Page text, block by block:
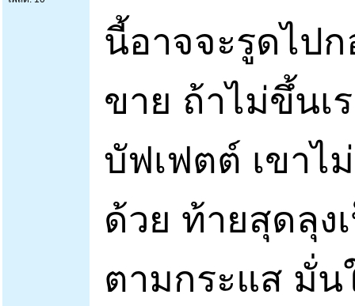
นี้อาจจะรูดไป
ขาย ถ้าไม่ขึ้นเ
บัฟเฟตต์ เขาไ
ด้วย ท้ายสุดลุง
ตามกระแส มั่น